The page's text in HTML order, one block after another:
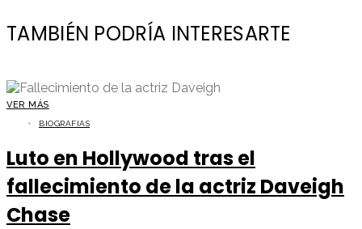
TAMBIÉN PODRÍA INTERESARTE
VER MÁS
BIOGRAFIAS
Luto en Hollywood tras el
fallecimiento de la actriz Daveigh
Chase